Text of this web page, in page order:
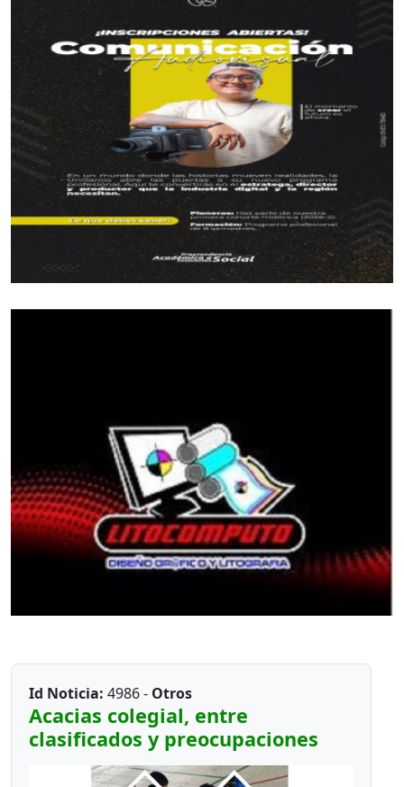
deportista con más galardones en los Juegos
Nacionales. Le van a pasar cuenta de cobro.
Id Noticia: 4986 - Otros
Acacias colegial, entre
clasificados y preocupaciones